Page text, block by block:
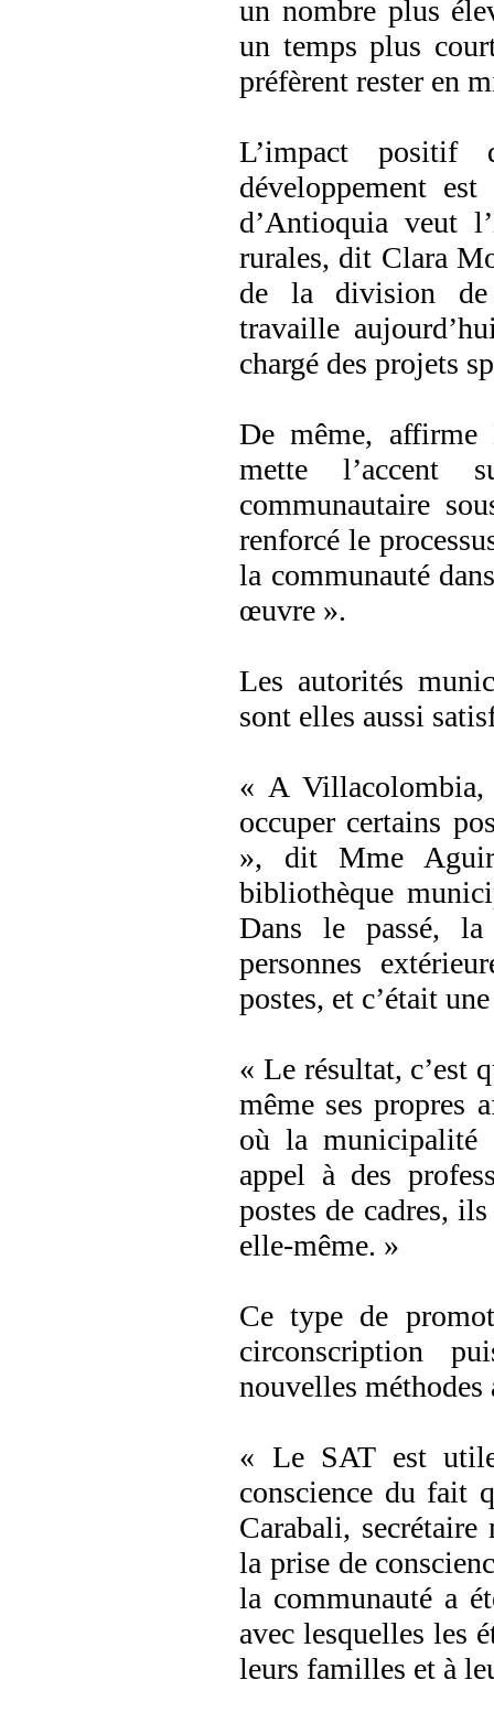
un nombre plus
un temps plus
préfèrent rester en
L’impact positif
développement
d’Antioquia veut
rurales, dit Clara
de la division de
travaille
chargé des projets
De même,
mette l’accent
communautaire
renforcé le
la communauté
œuvre ».
Les autorités
sont elles aussi
« A
occuper certains
», dit Mme
bibliothèque
Dans le passé,
personnes
postes, et c’était
« Le résultat, c’est
même ses propres
où la municipalité
appel à des
postes de cadres,
elle-même. »
Ce type de
circonscription
nouvelles méthodes
« Le SAT est
conscience du fait
Carabali,
la prise de
la communauté a
avec lesquelles les
leurs familles et à